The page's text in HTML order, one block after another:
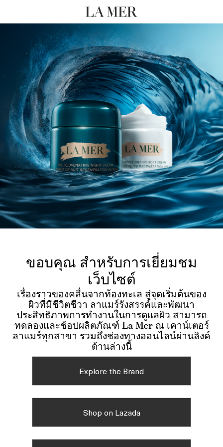
ขอบคุณ สำหรับการเยี่ยมชม
เว็บไซต์
เรื่องราวของคลื่นจากท้องทะเล สู่จุดเริ่มต้นของ
ผิวที่มีชีวิตชีวา ลาแมร์รังสรรค์และพัฒนา
ประสิทธิภาพการทำงานในการดูแลผิว สามารถ
ทดลองและช้อปผลิตภัณฑ์ La Mer ณ เคาน์เตอร์
ลาแมร์ทุกสาขา รวมถึงช่องทางออนไลน์ผ่านลิงค์
ด้านล่างนี้
Explore the Brand
Shop on Lazada